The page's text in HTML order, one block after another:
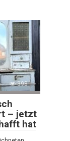
398
– jetzt
hat